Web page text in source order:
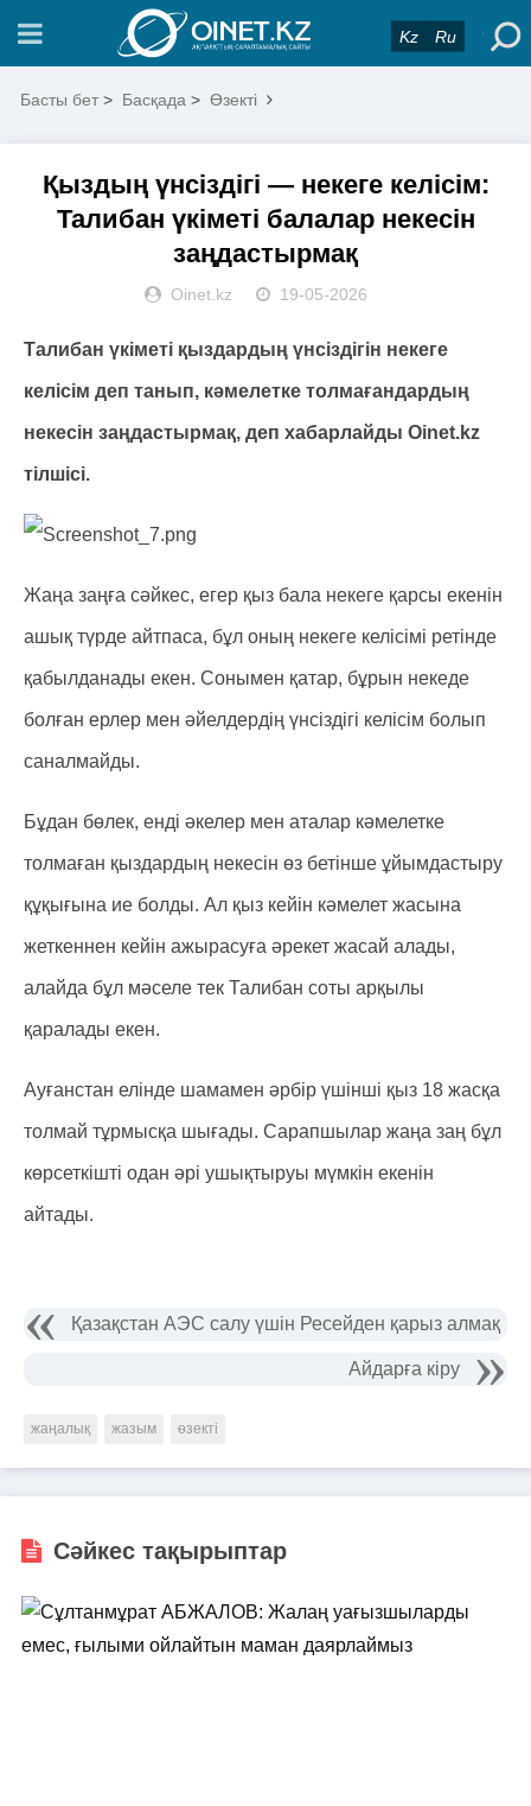
Kz Ru
Басты бет > Басқада > Өзекті
Қыздың үнсіздігі — некеге келісім:
Талибан үкіметі балалар некесін
заңдастырмақ
Oinet.kz 19-05-2026
Талибан үкіметі қыздардың үнсіздігін некеге
келісім деп танып, кәмелетке толмағандардың
некесін заңдастырмақ, деп хабарлайды Oinet.kz
тілшісі.
Жаңа заңға сәйкес, егер қыз бала некеге қарсы екенін
ашық түрде айтпаса, бұл оның некеге келісімі ретінде
қабылданады екен. Сонымен қатар, бұрын некеде
болған ерлер мен әйелдердің үнсіздігі келісім болып
саналмайды.
Бұдан бөлек, енді әкелер мен аталар кәмелетке
толмаған қыздардың некесін өз бетінше ұйымдастыру
құқығына ие болды. Ал қыз кейін кәмелет жасына
жеткеннен кейін ажырасуға әрекет жасай алады,
алайда бұл мәселе тек Талибан соты арқылы
қаралады екен.
Ауғанстан елінде шамамен әрбір үшінші қыз 18 жасқа
толмай тұрмысқа шығады. Сарапшылар жаңа заң бұл
көрсеткішті одан әрі ушықтыруы мүмкін екенін
айтады.
Қазақстан АЭС салу үшін Ресейден қарыз алмақ
Айдарға кіру
жаңалық жазым өзекті
Сәйкес тақырыптар